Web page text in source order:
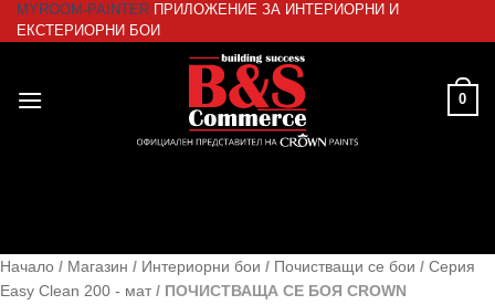
Skip
to
MYROOM-PAINTER ПРИЛОЖЕНИЕ ЗА ИНТЕРИОРНИ И
ЕКСТЕРИОРНИ БОИ
0
Начало / Магазин / Интериорни бои / Почистващи се бои / Серия
Easy Clean 200 - мат / ПОЧИСТВАЩА СЕ БОЯ CROWN